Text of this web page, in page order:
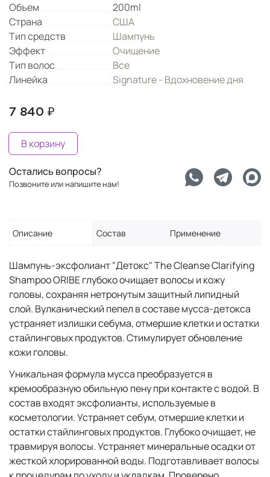
Объем
200ml
Страна
США
Тип средств
Шампунь
Эффект
Очищение
Тип волос
Все
Линейка
Signature - Вдохновение дня
7 840 ₽
В корзину
Остались вопросы?
Позвоните или напишите нам!
Описание Состав Применение
Шампунь-эксфолиант "Детокс" The Cleanse Clarifying
Shampoo ORIBE глубоко очищает волосы и кожу
головы, сохраняя нетронутым защитный липидный
слой. Вулканический пепел в составе мусса-детокса
устраняет излишки себума, отмершие клетки и остатки
стайлинговых продуктов. Стимулирует обновление
кожи головы.
Уникальная формула мусса преобразуется в
кремообразную обильную пену при контакте с водой. В
состав входят эксфолианты, используемые в
косметологии. Устраняет себум, отмершие клетки и
остатки стайлинговых продуктов. Глубоко очищает, не
травмируя волосы. Устраняет минеральные осадки от
жесткой хлорированной воды. Подготавливает волосы